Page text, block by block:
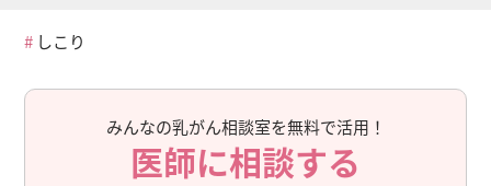
しこり
みんなの乳がん相談室を無料で活用！
医師に相談する